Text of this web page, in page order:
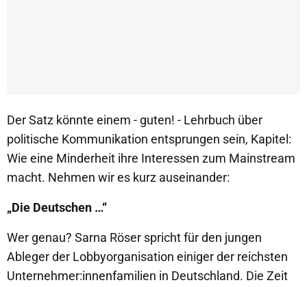
Der Satz könnte einem - guten! - Lehrbuch über
politische Kommunikation entsprungen sein, Kapitel:
Wie eine Minderheit ihre Interessen zum Mainstream
macht. Nehmen wir es kurz auseinander:
„Die Deutschen …“
Wer genau? Sarna Röser spricht für den jungen
Ableger der Lobbyorganisation einiger der reichsten
Unternehmer:innenfamilien in Deutschland. Die Zeit